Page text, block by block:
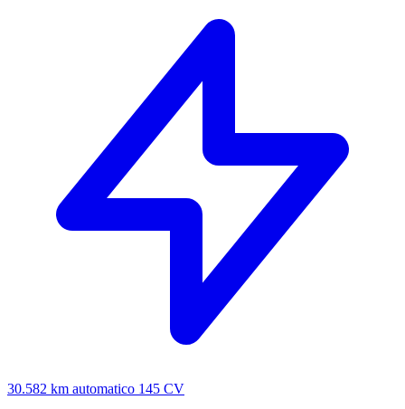
30.582 km automatico 145 CV